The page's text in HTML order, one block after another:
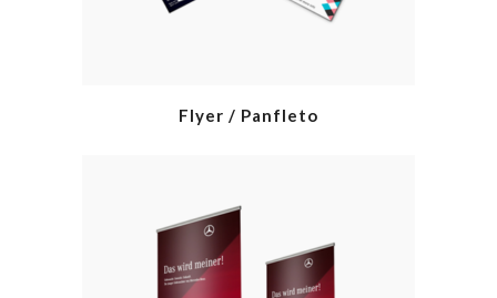
Flyer / Panfleto